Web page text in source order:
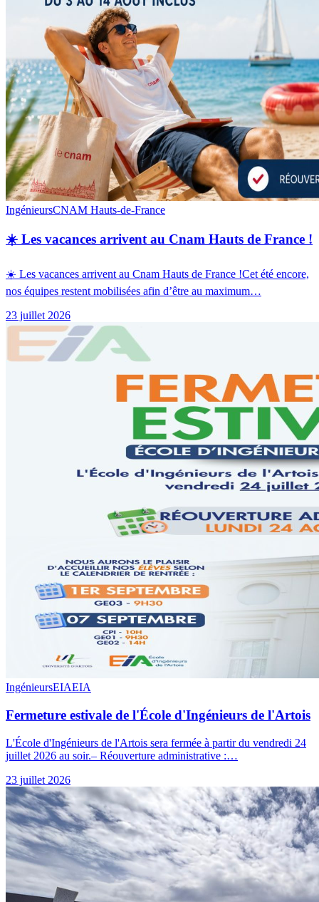
IngénieursCNAM Hauts-de-France
☀️ Les vacances arrivent au Cnam Hauts de France !
☀️ Les vacances arrivent au Cnam Hauts de France !Cet été encore,
nos équipes restent mobilisées afin d’être au maximum…
23 juillet 2026
IngénieursEIAEIA
Fermeture estivale de l'École d'Ingénieurs de l'Artois
L'École d'Ingénieurs de l'Artois sera fermée à partir du vendredi 24
juillet 2026 au soir.– Réouverture administrative :…
23 juillet 2026